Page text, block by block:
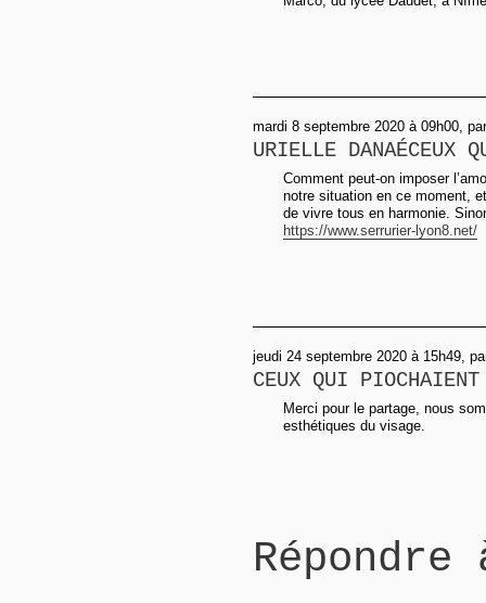
mardi 8 septembre 2020 à 09h00,
URIELLE DANAÉCEUX
Comment peut-on imposer
notre situation en ce moment,
de vivre tous en harmonie.
https://www.serrurier-lyon8.net/
jeudi 24 septembre 2020 à 15h49,
CEUX QUI PIOCHAIENT
Merci pour le partage, nous
esthétiques du visage.